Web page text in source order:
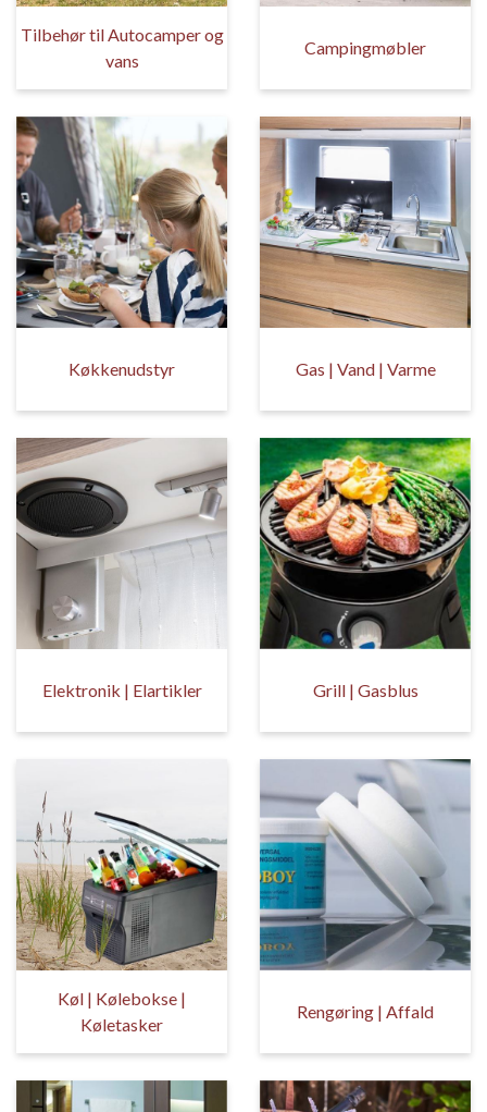
Tilbehør til Autocamper og
vans
Campingmøbler
Køkkenudstyr Gas | Vand | Varme
Elektronik | Elartikler Grill | Gasblus
Køl | Kølebokse |
Køletasker
Rengøring | Affald